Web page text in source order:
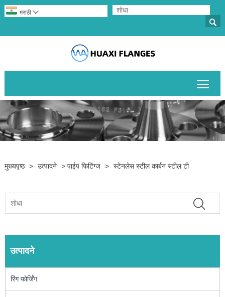

मराठी 
मुख्यपृष्ठ > उत्पादने > पाईप फिटिंग्ज > स्टेनलेस स्टील कार्बन स्टील टी
उत्पादने
रिंग फोर्जिंग